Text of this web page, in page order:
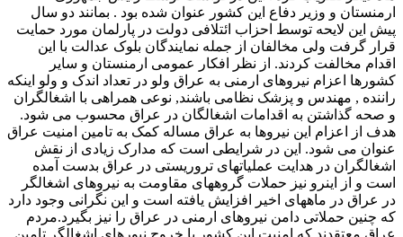
ارمنستان و وزیر دفاع این کشور عنوان شده بود . بمانند دو سال
پیش این لایحه توسط احزاب ائتلافی دولت در پارلمان مورد حمایت
قرار گرفت ولی مخالفان از جمله نمایندگان بلوک عدالت با این
اقدام مخالفت کردند. از نظر افکار عمومی ارمنستان و سایر
کشورها اعزام نیروهای ارمنی به عراق ولو در تعداد اندک و ولو اینکه
راننده , مهندس و پزشک نظامی باشند, نوعی همراهی با اشغالگران
و صحه گذاشتن به اقدامات اشغالگان در عراق محسوب می شود.
هدف از اعزام این نیروها به عراق مساله کمک به تامین امنیت عراق
عنوان می شود. این در شرایطی است که مدارک زیادی از نقش
اشغالگران در هدایت عملیاتهای تروریستی در عراق بدست آمده
است و از اینرو نیز حملات گروههای مقاومت به نیروهای اشغالگر
در عراق در ماههای اخیر افزایش یافته است و این نگرانی وجود دارد
که چنین حملاتی دامن نیروهای ارمنی در عراق را نیز بگیرد.مردم